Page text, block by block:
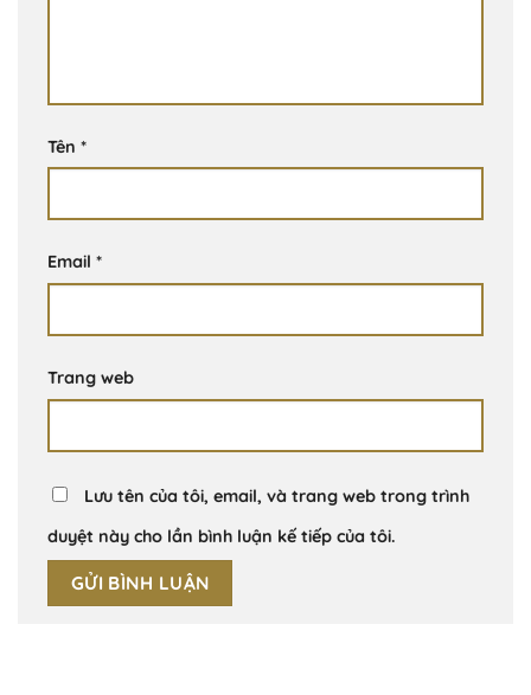
Tên *
Email *
Trang web
Lưu tên của tôi, email, và trang web trong trình
duyệt này cho lần bình luận kế tiếp của tôi.